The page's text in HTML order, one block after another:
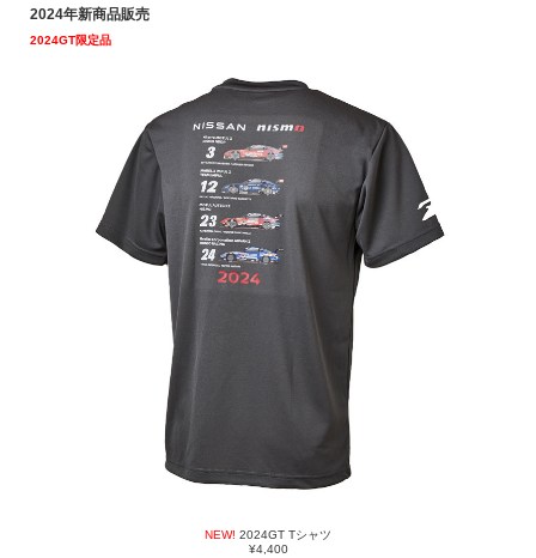
2024年新商品販売
2024GT限定品
NEW! 2024GT Tシャツ
¥4,400